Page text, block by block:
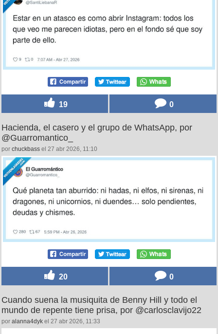
19 0
Hacienda, el casero y el grupo de WhatsApp, por
@Guarromantico_
por chuckbass el 27 abr 2026, 11:10
20 0
Cuando suena la musiquita de Benny Hill y todo el
mundo de repente tiene prisa, por @carlosclavijo22
por alanna4dyk el 27 abr 2026, 11:33